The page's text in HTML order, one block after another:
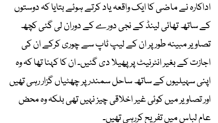
اداکارہ نے ماضی کا ایک واقعہ یاد کرتے ہوئے بتایا کہ دوستوں
کے ساتھ تھائی لینڈ کے نجی دورے کے دوران لی گئی کچھ
تصاویر مبینہ طور پر ان کے لیپ ٹاپ سے چوری کرکے ان کی
اجازت کے بغیر انٹرنیٹ پر پھیلا دی گئیں۔ ان کا کہنا تھا کہ وہ
اپنی سہیلیوں کے ساتھ ساحل سمندر پر چھٹیاں گزار رہی تھیں
اور تصاویر میں کوئی غیر اخلاقی چیز نہیں تھی بلکہ وہ محض
عام لباس میں تفریح کررہی تھیں۔